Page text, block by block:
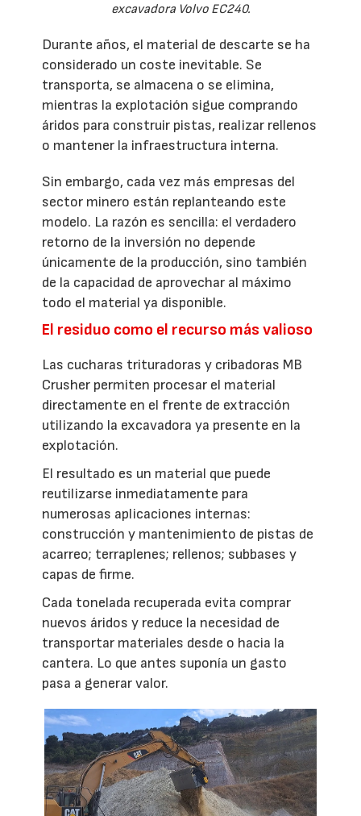
excavadora Volvo EC240.
Durante años, el material de descarte se ha
considerado un coste inevitable. Se
transporta, se almacena o se elimina,
mientras la explotación sigue comprando
áridos para construir pistas, realizar rellenos
o mantener la infraestructura interna.
Sin embargo, cada vez más empresas del
sector minero están replanteando este
modelo. La razón es sencilla: el verdadero
retorno de la inversión no depende
únicamente de la producción, sino también
de la capacidad de aprovechar al máximo
todo el material ya disponible.
El residuo como el recurso más valioso
Las cucharas trituradoras y cribadoras MB
Crusher permiten procesar el material
directamente en el frente de extracción
utilizando la excavadora ya presente en la
explotación.
El resultado es un material que puede
reutilizarse inmediatamente para
numerosas aplicaciones internas:
construcción y mantenimiento de pistas de
acarreo; terraplenes; rellenos; subbases y
capas de firme.
Cada tonelada recuperada evita comprar
nuevos áridos y reduce la necesidad de
transportar materiales desde o hacia la
cantera. Lo que antes suponía un gasto
pasa a generar valor.